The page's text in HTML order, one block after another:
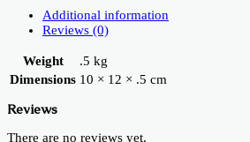
Additional information
Reviews (0)
Weight
.5 kg
Dimensions 10 × 12 × .5 cm
Reviews
There are no reviews yet.